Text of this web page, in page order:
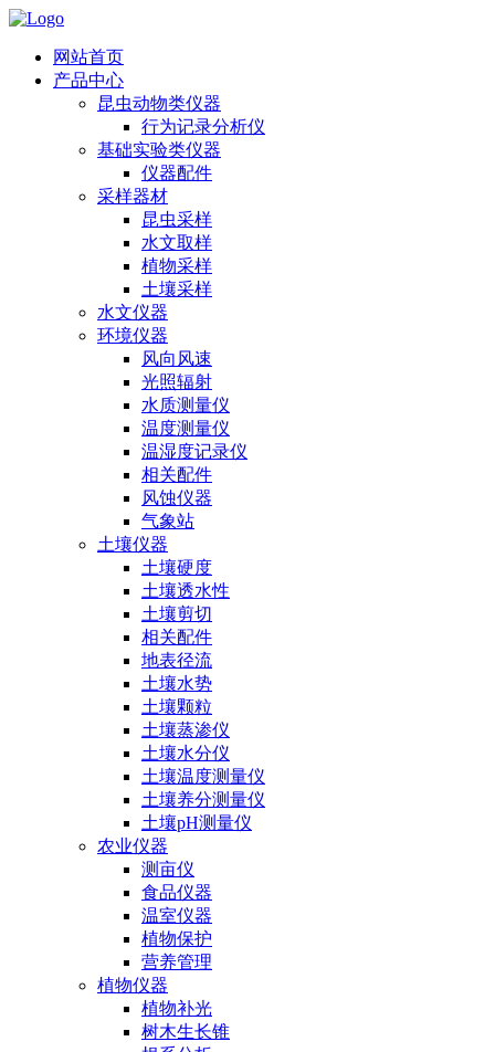
网站首页
产品中心
昆虫动物类仪器
行为记录分析仪
基础实验类仪器
仪器配件
采样器材
昆虫采样
水文取样
植物采样
土壤采样
水文仪器
环境仪器
风向风速
光照辐射
水质测量仪
温度测量仪
温湿度记录仪
相关配件
风蚀仪器
气象站
土壤仪器
土壤硬度
土壤透水性
土壤剪切
相关配件
地表径流
土壤水势
土壤颗粒
土壤蒸渗仪
土壤水分仪
土壤温度测量仪
土壤养分测量仪
土壤pH测量仪
农业仪器
测亩仪
食品仪器
温室仪器
植物保护
营养管理
植物仪器
植物补光
树木生长锥